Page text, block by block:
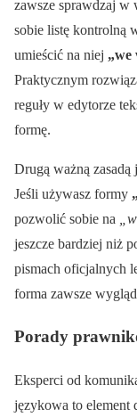
zawsze sprawdzaj w
sobie listę kontrolną
umieścić na niej „we
Praktycznym
reguły w edytorze
formę.
Drugą ważną zasadą
Jeśli używasz formy
pozwolić sobie na
jeszcze bardziej niż
pismach oficjalnych
forma zawsze
Porady
Eksperci od
językowa to element